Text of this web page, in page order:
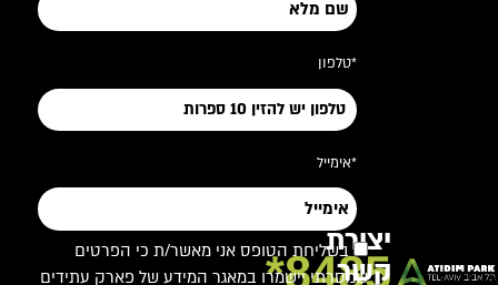
8485*
יצירת
קשר
*טלפון
*אימייל
בשליחת הטופס אני מאשר/ת כי הפרטים
שמסרתי יישמרו במאגר המידע של פארק עתידים